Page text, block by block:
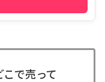
で売って